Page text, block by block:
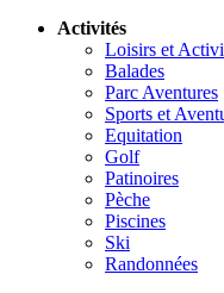
Activités
Loisirs et
Balades
Parc Aventures
Sports et
Equitation
Golf
Patinoires
Pèche
Piscines
Ski
Randonnées